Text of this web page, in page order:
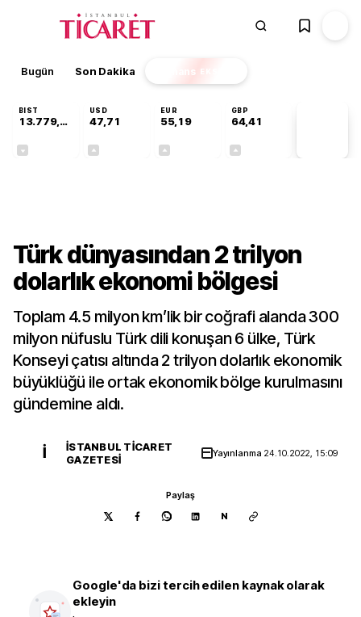
Bugün Son Dakika Finans EKSTRA
BIST
13.779,39
USD
47,71
EUR
55,19
GBP
64,41
Türk dünyasından 2 trilyon
dolarlık ekonomi bölgesi
Toplam 4.5 milyon km’lik bir coğrafi alanda 300
milyon nüfuslu Türk dili konuşan 6 ülke, Türk
Konseyi çatısı altında 2 trilyon dolarlık ekonomik
büyüklüğü ile ortak ekonomik bölge kurulmasını
gündemine aldı.
İ
İSTANBUL TICARET
GAZETESI
Yayınlanma 24.10.2022, 15:09
Paylaş
N
Google'da bizi tercih edilen kaynak olarak
ekleyin